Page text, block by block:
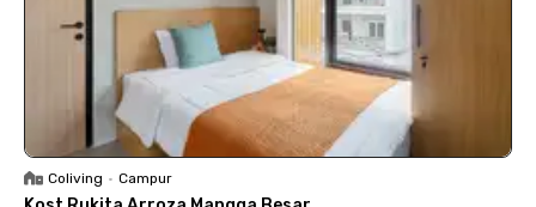
Coliving • Campur